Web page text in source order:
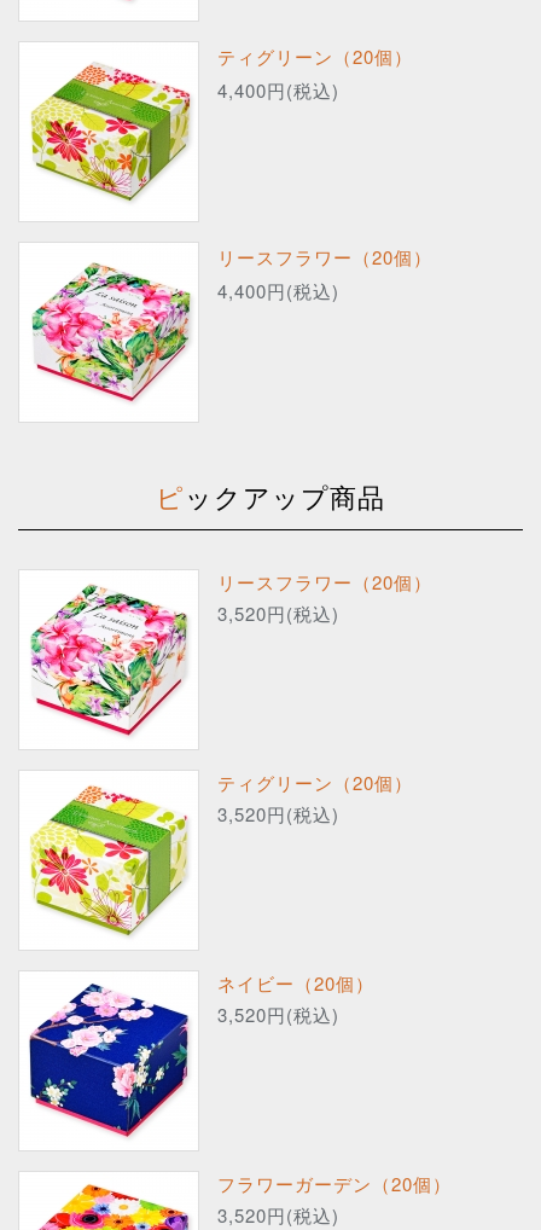
ティグリーン（20個）
4,400円(税込)
リースフラワー（20個）
4,400円(税込)
ピックアップ商品
リースフラワー（20個）
3,520円(税込)
ティグリーン（20個）
3,520円(税込)
ネイビー（20個）
3,520円(税込)
フラワーガーデン（20個）
3,520円(税込)